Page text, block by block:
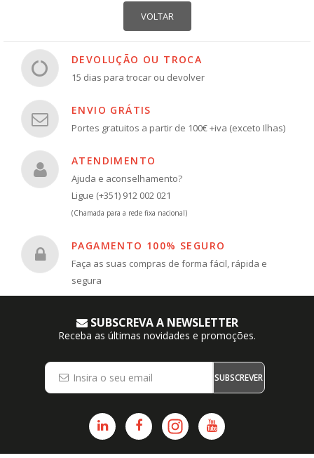
DEVOLUÇÃO OU TROCA
15 dias para trocar ou devolver
ENVIO GRÁTIS
Portes gratuitos a partir de 100€ +iva (exceto Ilhas)
ATENDIMENTO
Ajuda e aconselhamento?
Ligue (+351) 912 002 021
(Chamada para a rede fixa nacional)
PAGAMENTO 100% SEGURO
Faça as suas compras de forma fácil, rápida e
segura
SUBSCREVA A NEWSLETTER
Receba as últimas novidades e promoções.
SUBSCREVER